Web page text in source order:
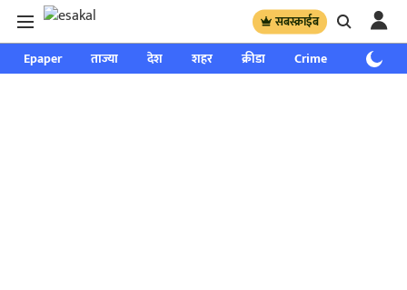
सबस्क्राईब
Epaper ताज्या देश शहर क्रीडा Crime साप्ताहिक